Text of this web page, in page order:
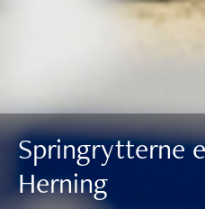
Springrytterne
Herning